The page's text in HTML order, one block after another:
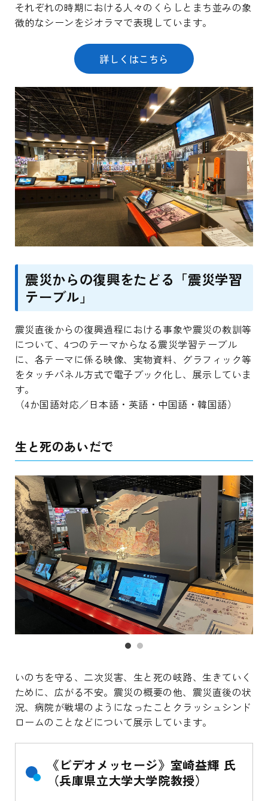
それぞれの時期における人々のくらしとまち並みの象
徴的なシーンをジオラマで表現しています。
詳しくはこちら
震災からの復興をたどる「震災学習
テーブル」
震災直後からの復興過程における事象や震災の教訓等
について、4つのテーマからなる震災学習テーブル
に、各テーマに係る映像、実物資料、グラフィック等
をタッチパネル方式で電子ブック化し、展示していま
す。
（4か国語対応／日本語・英語・中国語・韓国語）
生と死のあいだで
いのちを守る、二次災害、生と死の岐路、生きていく
ために、広がる不安。震災の概要の他、震災直後の状
況、病院が戦場のようになったことクラッシュシンド
ロームのことなどについて展示しています。
《ビデオメッセージ》室崎益輝 氏
（兵庫県立大学大学院教授）